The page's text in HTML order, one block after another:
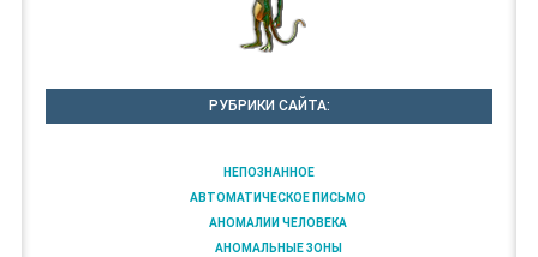
РУБРИКИ САЙТА:
НЕПОЗНАННОЕ
АВТОМАТИЧЕСКОЕ ПИСЬМО
АНОМАЛИИ ЧЕЛОВЕКА
АНОМАЛЬНЫЕ ЗОНЫ